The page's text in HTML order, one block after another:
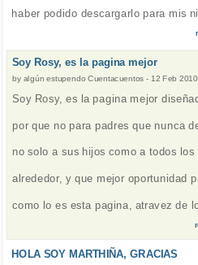
haber podido descargarlo para mis
Soy Rosy, es la pagina mejor
by algún estupendo Cuentacuentos - 12 Feb
Soy Rosy, es la pagina mejor
por que no para padres que nunca
no solo a sus hijos como a todos
alrededor, y que mejor oportunidad
como lo es esta pagina, atravez de
HOLA SOY MARTHIÑA, GRACIAS